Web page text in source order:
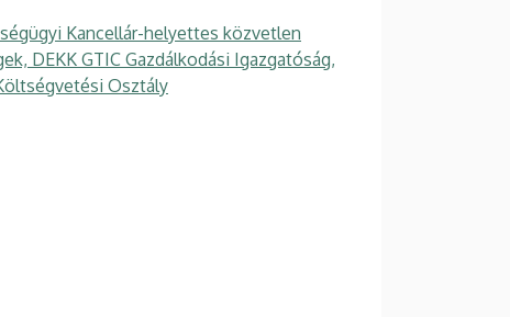
Kancellár-helyettes közvetlen
DEKK GTIC Gazdálkodási Igazgatóság,
Osztály